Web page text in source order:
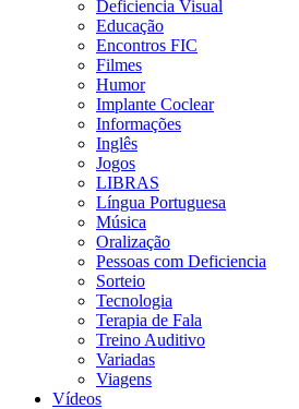
Deficiencia Visual
Educação
Encontros FIC
Filmes
Humor
Implante Coclear
Informações
Inglês
Jogos
LIBRAS
Língua Portuguesa
Música
Oralização
Pessoas com Deficiencia
Sorteio
Tecnologia
Terapia de Fala
Treino Auditivo
Variadas
Viagens
Vídeos